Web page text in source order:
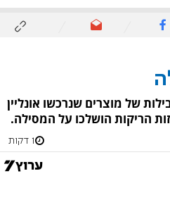
של מוצרים שנרכשו אונליין
הריקות הושלכו על המסילה.
1 דקות